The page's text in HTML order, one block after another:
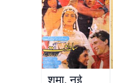
शमा, नई